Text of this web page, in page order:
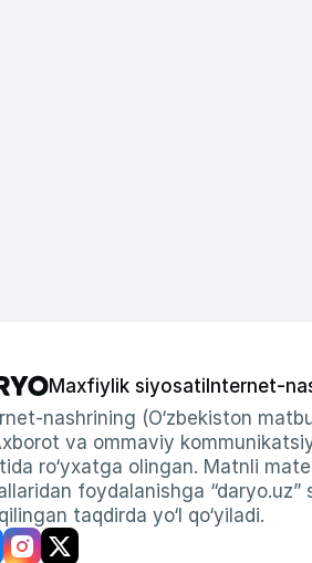
Maxfiylik siyosati Internet-
nashrining (O‘zbekiston
va ommaviy
ro‘yxatga olingan. Matnli
foydalanishga
taqdirda yo‘l qo‘yiladi.